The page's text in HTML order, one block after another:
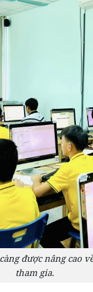
được nâng cao
tham gia.